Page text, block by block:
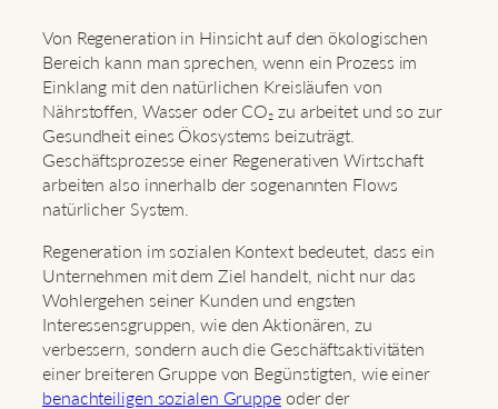
Von Regeneration in Hinsicht auf den ökologischen
Bereich kann man sprechen, wenn ein Prozess im
Einklang mit den natürlichen Kreisläufen von
Nährstoffen, Wasser oder CO₂ zu arbeitet und so zur
Gesundheit eines Ökosystems beizuträgt.
Geschäftsprozesse einer Regenerativen Wirtschaft
arbeiten also innerhalb der sogenannten Flows
natürlicher System.
Regeneration im sozialen Kontext bedeutet, dass ein
Unternehmen mit dem Ziel handelt, nicht nur das
Wohlergehen seiner Kunden und engsten
Interessensgruppen, wie den Aktionären, zu
verbessern, sondern auch die Geschäftsaktivitäten
einer breiteren Gruppe von Begünstigten, wie einer
benachteiligen sozialen Gruppe oder der